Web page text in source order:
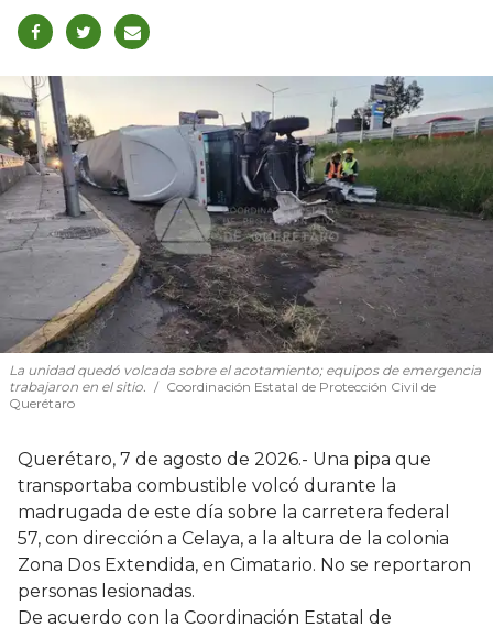
La unidad quedó volcada sobre el acotamiento; equipos de emergencia
trabajaron en el sitio.
Coordinación Estatal de Protección Civil de
Querétaro
Querétaro, 7 de agosto de 2026.- Una pipa que
transportaba combustible volcó durante la
madrugada de este día sobre la carretera federal
57, con dirección a Celaya, a la altura de la colonia
Zona Dos Extendida, en Cimatario. No se reportaron
personas lesionadas.
De acuerdo con la Coordinación Estatal de